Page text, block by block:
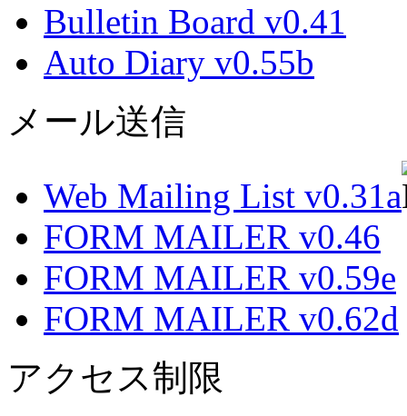
Bulletin Board v0.41
Auto Diary v0.55b
メール送信
Web Mailing List v0.31a
FORM MAILER v0.46
FORM MAILER v0.59e
FORM MAILER v0.62d
アクセス制限